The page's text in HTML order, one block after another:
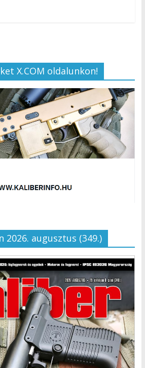
X.COM oldalunkon!
2026. augusztus (349.)